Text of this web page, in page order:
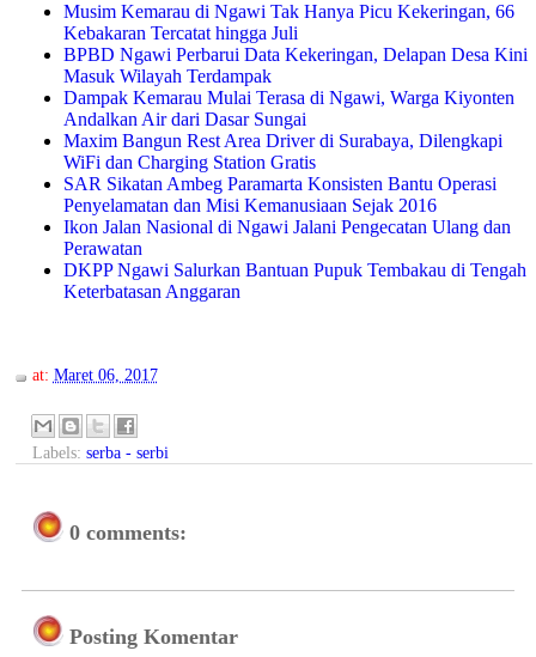
Musim Kemarau di Ngawi Tak Hanya Picu Kekeringan, 66
Kebakaran Tercatat hingga Juli
BPBD Ngawi Perbarui Data Kekeringan, Delapan Desa Kini
Masuk Wilayah Terdampak
Dampak Kemarau Mulai Terasa di Ngawi, Warga Kiyonten
Andalkan Air dari Dasar Sungai
Maxim Bangun Rest Area Driver di Surabaya, Dilengkapi
WiFi dan Charging Station Gratis
SAR Sikatan Ambeg Paramarta Konsisten Bantu Operasi
Penyelamatan dan Misi Kemanusiaan Sejak 2016
Ikon Jalan Nasional di Ngawi Jalani Pengecatan Ulang dan
Perawatan
DKPP Ngawi Salurkan Bantuan Pupuk Tembakau di Tengah
Keterbatasan Anggaran
at: Maret 06, 2017
Labels: serba - serbi
0 comments:
Posting Komentar